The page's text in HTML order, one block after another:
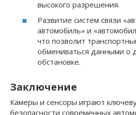
высокого разрешения.
Развитие систем связи
автомобиль» и
что позволит
обмениваться данными о
обстановке.
Заключение
Камеры и сенсоры играют
безопасности современных